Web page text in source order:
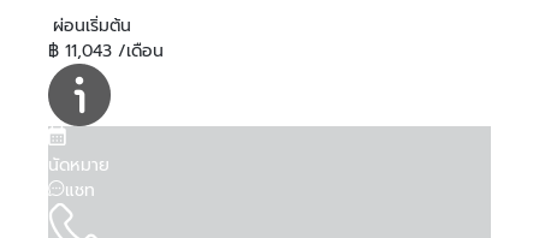
ผ่อนเริ่มต้น
฿ 11,043 /เดือน
นัดหมาย
แชท